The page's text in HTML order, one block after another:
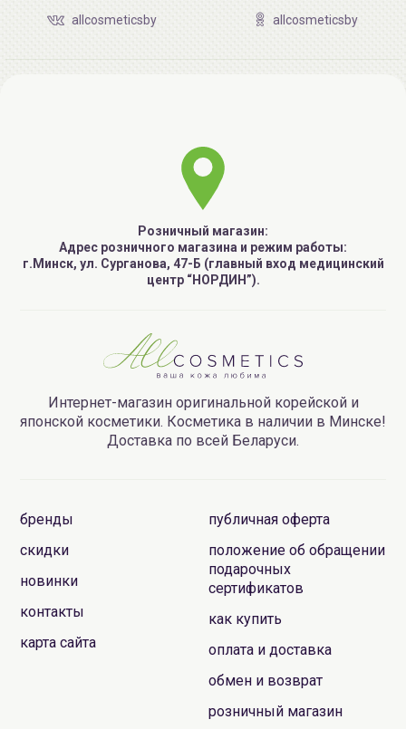
allcosmeticsby allcosmeticsby
Розничный магазин:
Адрес розничного магазина и режим работы:
г.Минск, ул. Сурганова, 47-Б (главный вход медицинский
центр “НОРДИН”).
Интернет-магазин оригинальной корейской и
японской косметики. Косметика в наличии в Минске!
Доставка по всей Беларуси.
бренды
скидки
новинки
контакты
карта сайта
публичная оферта
положение об обращении
подарочных
сертификатов
как купить
оплата и доставка
обмен и возврат
розничный магазин